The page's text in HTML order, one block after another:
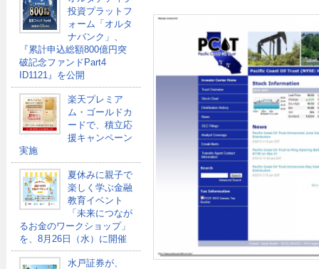
投資プラットフ
ォーム「オルタ
ナバンク」、
『累計申込総額800億円突
破記念ファンドPart4
ID1121』を公開
楽天プレミア
ム・ゴールドカ
ードで、積立応
援キャンペーン
実施
夏休みに親子で
楽しく学ぶ金融
教育イベント
「未来につなが
るお金のワークショップ」
を、8月26日（水）に開催
水戸証券が、